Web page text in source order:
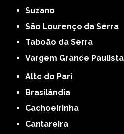
Suzano
São Lourenço da Serra
Taboão da Serra
Vargem Grande Paulista
Alto do Pari
Brasilândia
Cachoeirinha
Cantareira